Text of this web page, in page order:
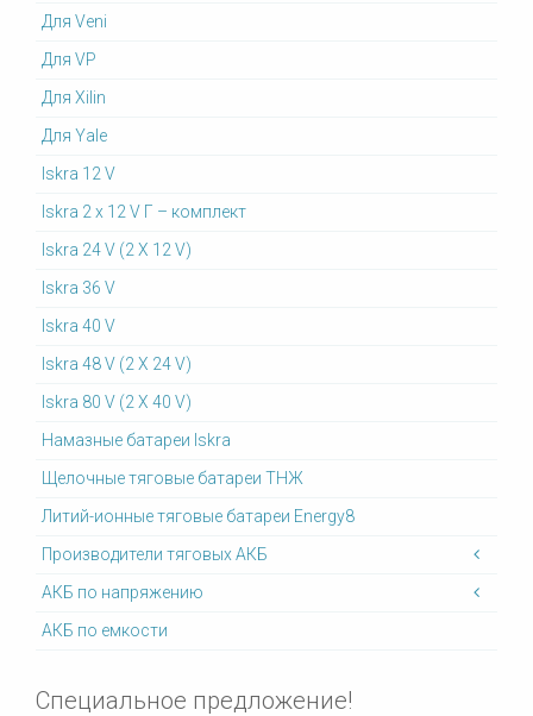
Для Veni
Для VP
Для Xilin
Для Yale
Iskra 12 V
Iskra 2 x 12 V Г – комплект
Iskra 24 V (2 X 12 V)
Iskra 36 V
Iskra 40 V
Iskra 48 V (2 X 24 V)
Iskra 80 V (2 X 40 V)
Намазные батареи Iskra
Щелочные тяговые батареи ТНЖ
Литий-ионные тяговые батареи Energy8
Производители тяговых АКБ
АКБ по напряжению
АКБ по емкости
Специальное предложение!